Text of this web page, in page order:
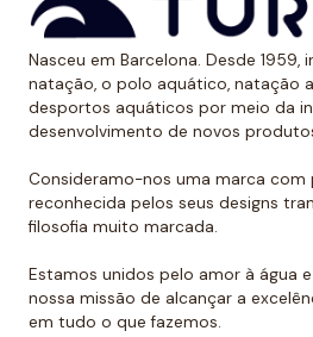
equipamentos para treinamento
cada produto é perfeito para
necessidades: velocidade, força,
etc.
Entre os produtos da Turbo,
de natação que você pode
pés para dar impulso e assim
velocidade. Turbo oferece
Nasceu em Barcelona. Desde 1959,
natação, o polo aquático, natação
desportos aquáticos por meio da
desenvolvimento de novos
Consideramo-nos uma marca com
reconhecida pelos seus designs
filosofia muito marcada.
Estamos unidos pelo amor à água
nossa missão de alcançar a
em tudo o que fazemos.